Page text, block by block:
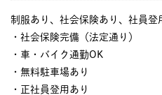
制服あり、社会保険あり、社員
・社会保険完備（法定通り）
・車・バイク通勤OK
・無料駐車場あり
・正社員登用あり